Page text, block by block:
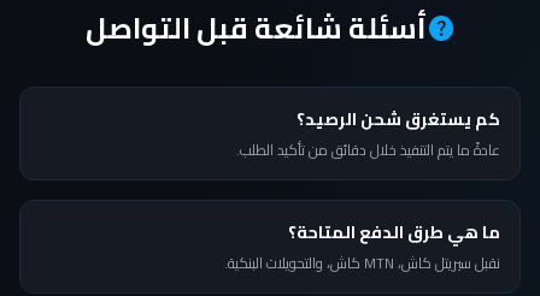
helpأسئلة شائعة قبل التواصل
كم يستغرق شحن الرصيد؟
عادةً ما يتم التنفيذ خلال دقائق من تأكيد الطلب.
ما هي طرق الدفع المتاحة؟
نقبل سيريتل كاش، MTN كاش، والتحويلات البنكية.